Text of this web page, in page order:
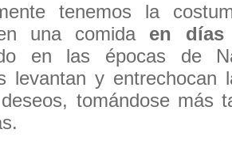
tenemos la
una comida en días
en las épocas de
levantan y entrechocan
tomándose más